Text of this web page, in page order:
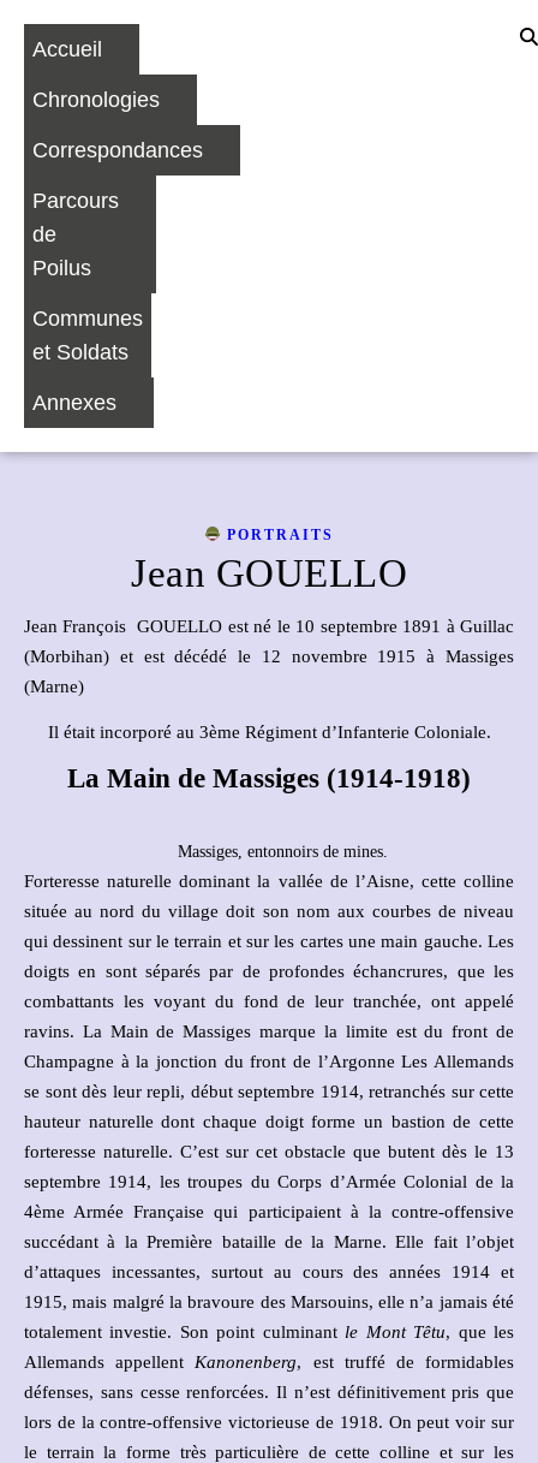
Accueil
Chronologies
Correspondances
Parcours
de
Poilus
Communes
et Soldats
Annexes
PORTRAITS
Jean GOUELLO
Jean François GOUELLO est né le 10 septembre 1891 à Guillac
(Morbihan) et est décédé le 12 novembre 1915 à Massiges
(Marne)
Il était incorporé au 3ème Régiment d’Infanterie Coloniale.
La Main de Massiges (1914-1918)
Massiges, entonnoirs de mines.
Forteresse naturelle dominant la vallée de l’Aisne, cette colline
située au nord du village doit son nom aux courbes de niveau
qui dessinent sur le terrain et sur les cartes une main gauche. Les
doigts en sont séparés par de profondes échancrures, que les
combattants les voyant du fond de leur tranchée, ont appelé
ravins. La Main de Massiges marque la limite est du front de
Champagne à la jonction du front de l’Argonne Les Allemands
se sont dès leur repli, début septembre 1914, retranchés sur cette
hauteur naturelle dont chaque doigt forme un bastion de cette
forteresse naturelle. C’est sur cet obstacle que butent dès le 13
septembre 1914, les troupes du Corps d’Armée Colonial de la
4ème Armée Française qui participaient à la contre-offensive
succédant à la Première bataille de la Marne. Elle fait l’objet
d’attaques incessantes, surtout au cours des années 1914 et
1915, mais malgré la bravoure des Marsouins, elle n’a jamais été
totalement investie. Son point culminant le Mont Têtu, que les
Allemands appellent Kanonenberg, est truffé de formidables
défenses, sans cesse renforcées. Il n’est définitivement pris que
lors de la contre-offensive victorieuse de 1918. On peut voir sur
le terrain la forme très particulière de cette colline et sur les